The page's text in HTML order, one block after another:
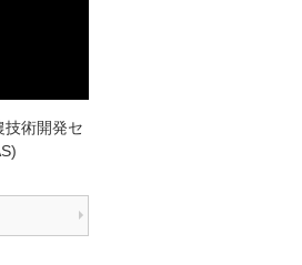
技術開発セ